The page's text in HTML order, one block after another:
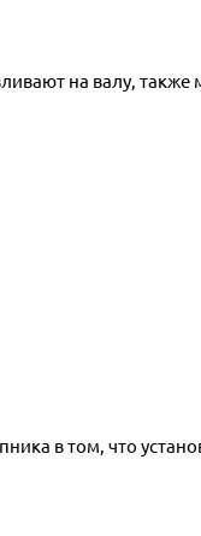
на валу,
в том, что